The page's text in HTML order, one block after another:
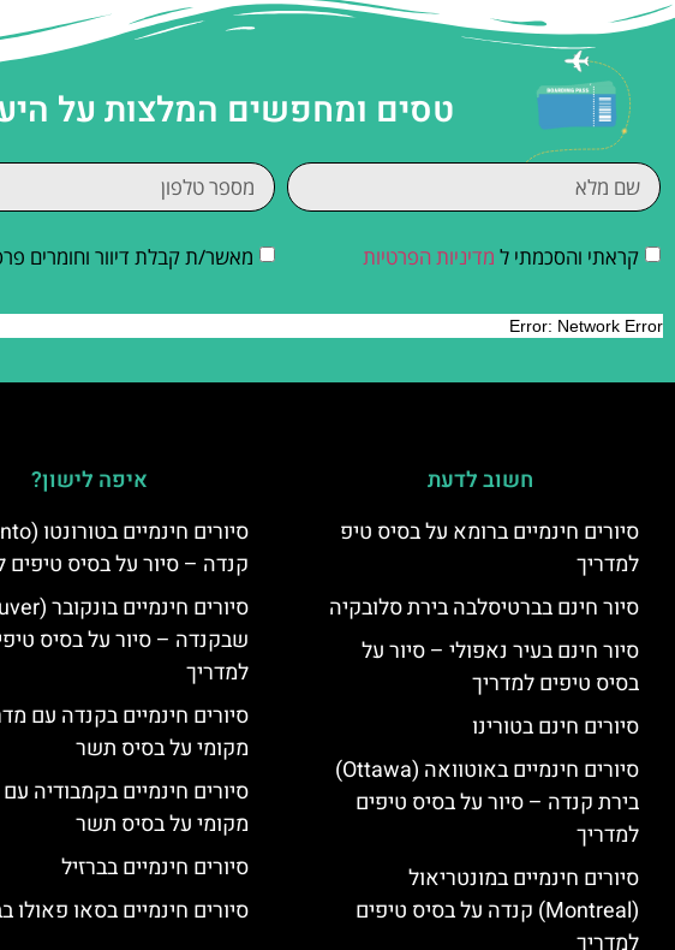
טסים ומחפשים המלצות על
קראתי והסכמתי ל מדיניות הפרטיות מאשר/ת קבלת דיוור וחומרים
חשוב לדעת
סיורים חינמיים ברומא על בסיס טיפ
למדריך
סיור חינם בברטיסלבה בירת סלובקיה
סיור חינם בעיר נאפולי – סיור על
בסיס טיפים למדריך
סיורים חינם בטורינו
סיורים חינמיים באוטוואה (Ottawa)
בירת קנדה – סיור על בסיס טיפים
למדריך
סיורים חינמיים במונטריאול
(Montreal) קנדה על בסיס טיפים
איפה לישון?
קנדה – סיור על בסיס טיפים
שבקנדה – סיור על בסיס
למדריך
סיורים חינמיים בקנדה עם
מקומי על בסיס תשר
סיורים חינמיים בקמבודיה
מקומי על בסיס תשר
סיורים חינמיים בברזיל
סיורים חינמיים בסאו פאולו